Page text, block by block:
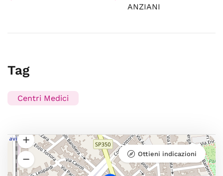
ANZIANI
Tag
Centri Medici
Ottieni indicazioni